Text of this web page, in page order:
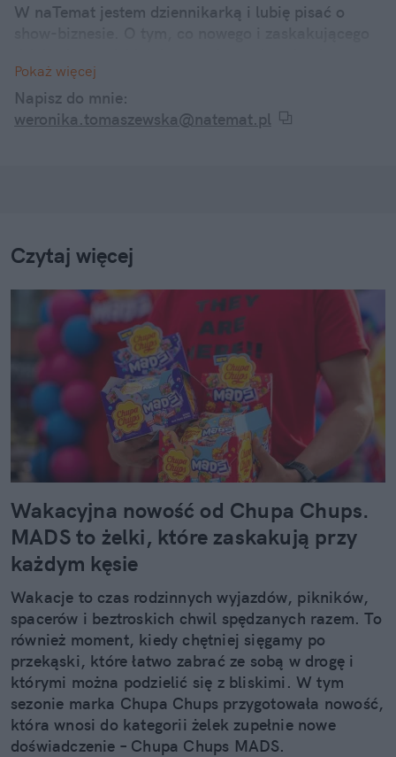
W naTemat jestem dziennikarką i lubię pisać o
Internetowe dramy, kontrowersyjne wypowiedzi, a
także ciekawostki z życia codziennego znanych
twarzy – śledzę je wszystkie i informuję o nich w
Pokaż więcej
Napisz do mnie:
weronika.tomaszewska@natemat.pl
Czytaj więcej
Wakacyjna nowość od Chupa Chups.
MADS to żelki, które zaskakują przy
każdym kęsie
Wakacje to czas rodzinnych wyjazdów, pikników,
spacerów i beztroskich chwil spędzanych razem. To
również moment, kiedy chętniej sięgamy po
przekąski, które łatwo zabrać ze sobą w drogę i
którymi można podzielić się z bliskimi. W tym
sezonie marka Chupa Chups przygotowała nowość,
która wnosi do kategorii żelek zupełnie nowe
doświadczenie – Chupa Chups MADS.